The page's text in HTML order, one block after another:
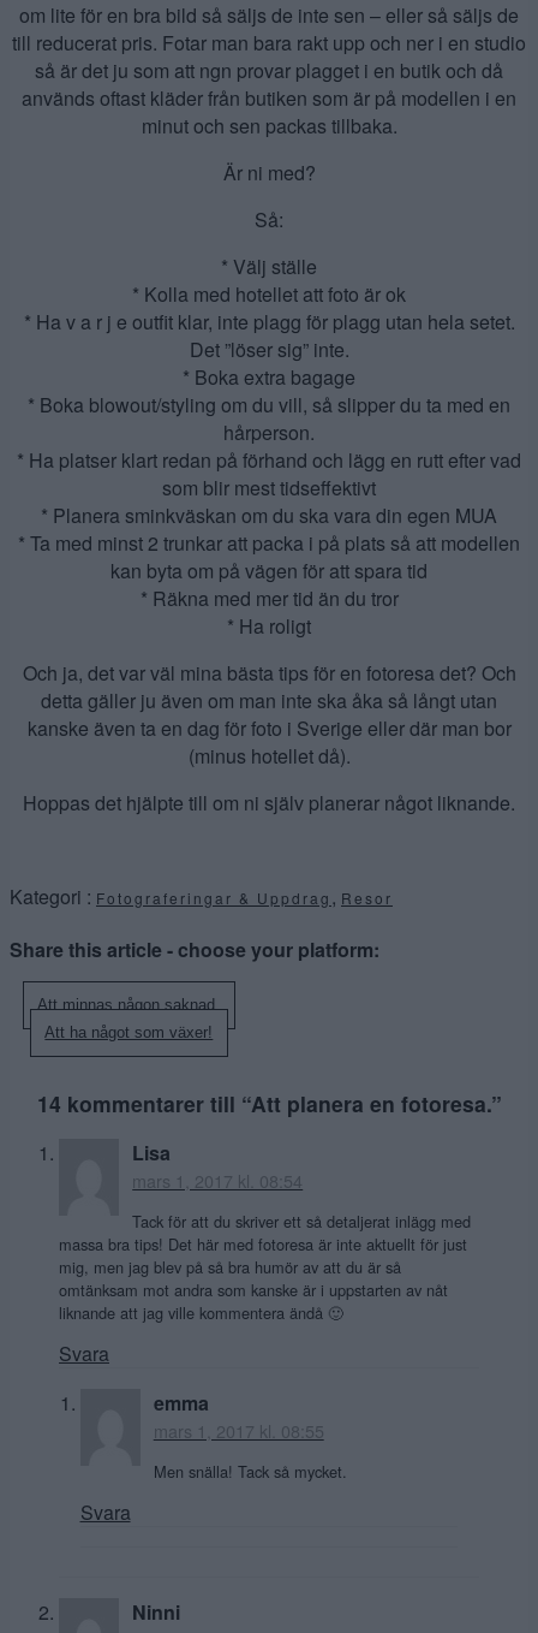
om lite för en bra bild så säljs de inte sen – eller så säljs de
till reducerat pris. Fotar man bara rakt upp och ner i en studio
så är det ju som att ngn provar plagget i en butik och då
används oftast kläder från butiken som är på modellen i en
minut och sen packas tillbaka.
Är ni med?
Så:
* Välj ställe
* Kolla med hotellet att foto är ok
* Ha v a r j e outfit klar, inte plagg för plagg utan hela setet.
Det ”löser sig” inte.
* Boka extra bagage
* Boka blowout/styling om du vill, så slipper du ta med en
hårperson.
* Ha platser klart redan på förhand och lägg en rutt efter vad
som blir mest tidseffektivt
* Planera sminkväskan om du ska vara din egen MUA
* Ta med minst 2 trunkar att packa i på plats så att modellen
kan byta om på vägen för att spara tid
* Räkna med mer tid än du tror
* Ha roligt
Och ja, det var väl mina bästa tips för en fotoresa det? Och
detta gäller ju även om man inte ska åka så långt utan
kanske även ta en dag för foto i Sverige eller där man bor
(minus hotellet då).
Hoppas det hjälpte till om ni själv planerar något liknande.
Kategori : Fotograferingar & Uppdrag , Resor
Share this article - choose your platform:
Inläggsnavigering
Att minnas någon saknad.
Att ha något som växer!
14 kommentarer till “Att planera en fotoresa.”
Lisa
mars 1, 2017 kl. 08:54
Tack för att du skriver ett så detaljerat inlägg med
massa bra tips! Det här med fotoresa är inte aktuellt för just
mig, men jag blev på så bra humör av att du är så
omtänksam mot andra som kanske är i uppstarten av nåt
liknande att jag ville kommentera ändå 🙂
Svara
emma
mars 1, 2017 kl. 08:55
Men snälla! Tack så mycket.
Svara
Ninni